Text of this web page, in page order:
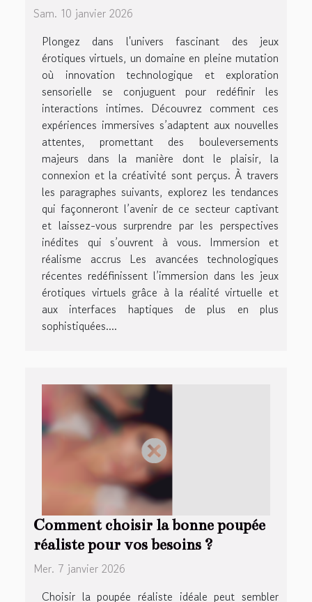
Sam. 10 janvier 2026
Plongez dans l'univers fascinant des jeux
érotiques virtuels, un domaine en pleine mutation
où innovation technologique et exploration
sensorielle se conjuguent pour redéfinir les
interactions intimes. Découvrez comment ces
expériences immersives s’adaptent aux nouvelles
attentes, promettant des bouleversements
majeurs dans la manière dont le plaisir, la
connexion et la créativité sont perçus. À travers
les paragraphes suivants, explorez les tendances
qui façonneront l’avenir de ce secteur captivant
et laissez-vous surprendre par les perspectives
inédites qui s’ouvrent à vous. Immersion et
réalisme accrus Les avancées technologiques
récentes redéfinissent l’immersion dans les jeux
érotiques virtuels grâce à la réalité virtuelle et
aux interfaces haptiques de plus en plus
sophistiquées....
Comment choisir la bonne poupée
réaliste pour vos besoins ?
Mer. 7 janvier 2026
Choisir la poupée réaliste idéale peut sembler